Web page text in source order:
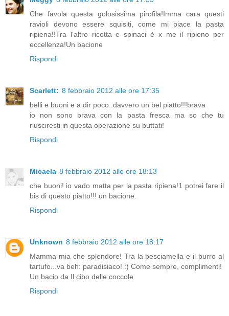
Che favola questa golosissima pirofila!Imma cara questi
ravioli devono essere squisiti, come mi piace la pasta
ripiena!!Tra l'altro ricotta e spinaci è x me il ripieno per
eccellenza!Un bacione
Rispondi
Scarlett: 8 febbraio 2012 alle ore 17:35
belli e buoni e a dir poco..davvero un bel piatto!!!brava
io non sono brava con la pasta fresca ma so che tu
riusciresti in questa operazione su buttati!
Rispondi
Micaela 8 febbraio 2012 alle ore 18:13
che buoni! io vado matta per la pasta ripiena!1 potrei fare il
bis di questo piatto!!! un bacione.
Rispondi
Unknown 8 febbraio 2012 alle ore 18:17
Mamma mia che splendore! Tra la besciamella e il burro al
tartufo...va beh: paradisiaco! :) Come sempre, complimenti!
Un bacio da Il cibo delle coccole
Rispondi